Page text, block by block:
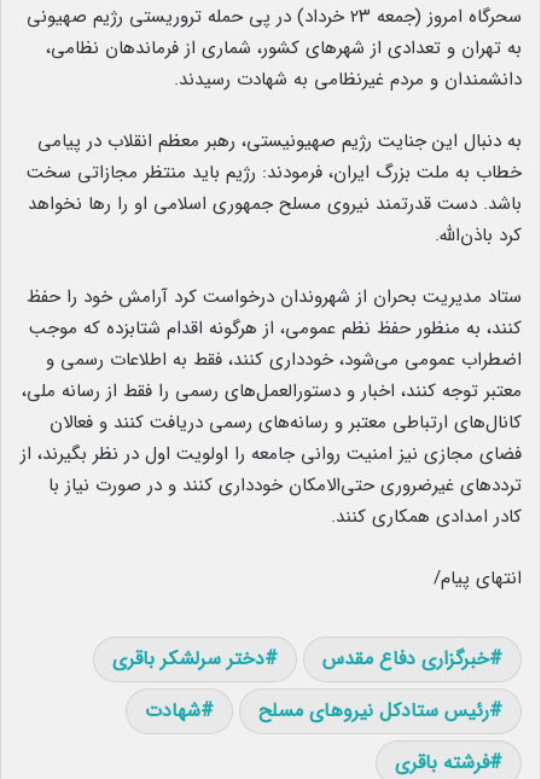
سحرگاه امروز (جمعه ۲۳ خرداد) در پی حمله تروریستی رژیم صهیونی
به تهران و تعدادی از شهرهای کشور، شماری از فرماندهان نظامی،
دانشمندان و مردم غیرنظامی به شهادت رسیدند.
به دنبال این جنایت رژیم صهیونیستی، رهبر معظم انقلاب در پیامی
خطاب به ملت بزرگ ایران، فرمودند: رژیم باید منتظر مجازاتی سخت
باشد. دست قدرتمند نیروی مسلح جمهوری اسلامی او را رها نخواهد
کرد باذن‌الله.
ستاد مدیریت بحران از شهروندان درخواست کرد آرامش خود را حفظ
کنند، به منظور حفظ نظم عمومی، از هرگونه اقدام شتابزده که موجب
اضطراب عمومی می‌شود، خودداری کنند، فقط به اطلاعات رسمی و
معتبر توجه کنند، اخبار و دستورالعمل‌های رسمی را فقط از رسانه ملی،
کانال‌های ارتباطی معتبر و رسانه‌های رسمی دریافت کنند و فعالان
فضای مجازی نیز امنیت روانی جامعه را اولویت اول در نظر بگیرند، از
ترددهای غیرضروری حتی‌الامکان خودداری کنند و در صورت نیاز با
کادر امدادی همکاری کنند.
انتهای پیام/
خبرگزاری دفاع مقدس
دختر سرلشکر باقری
رئیس ستادکل نیروهای مسلح
شهادت
فرشته باقری